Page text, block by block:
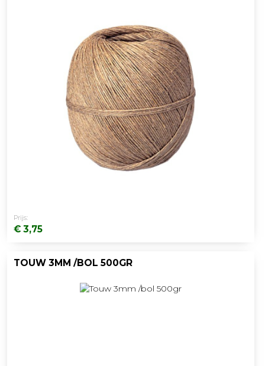
Prijs:
€ 3,75
TOUW 3MM /BOL 500GR